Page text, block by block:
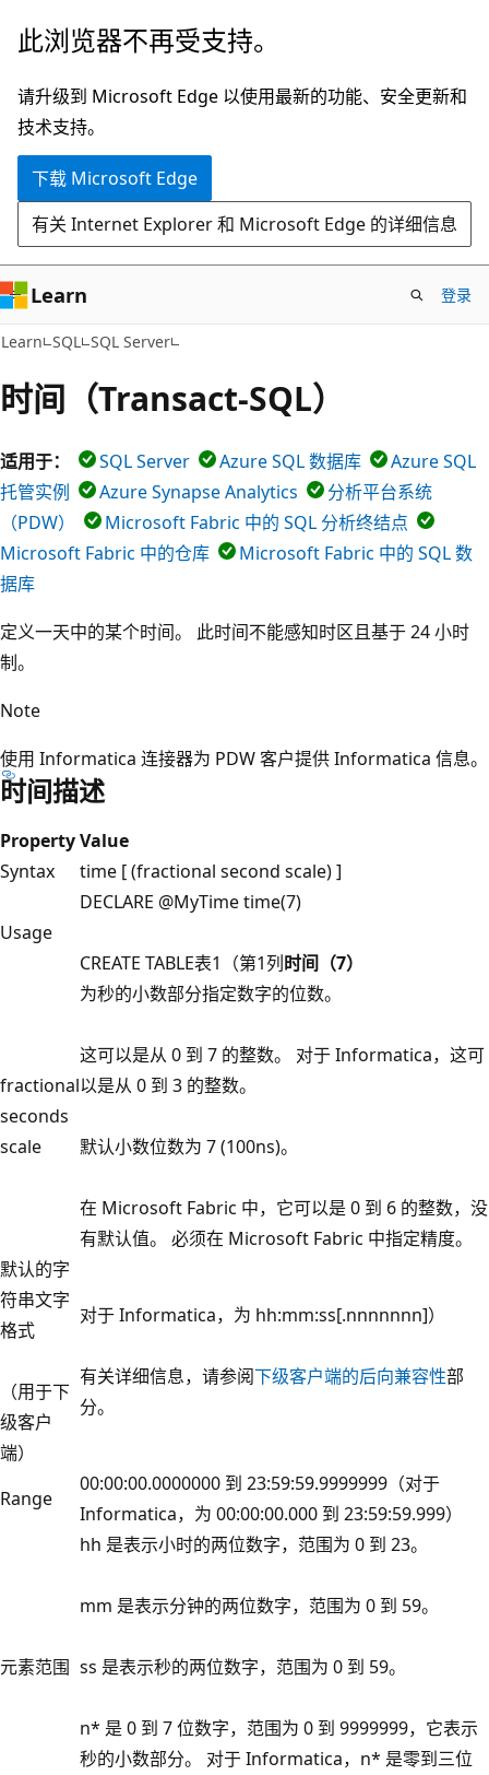
跳
主
要
内
此浏览器不再受支持。
请升级到 Microsoft Edge 以使用最新的功能、安全更新和
技术支持。
下载 Microsoft Edge
有关 Internet Explorer 和 Microsoft Edge 的详细信息
Learn 登录
Learn SQL SQL Server
时间（Transact-SQL）
适用于： SQL Server Azure SQL 数据库
Azure SQL
托管实例
Azure Synapse Analytics
分析平台系统
（PDW）
Microsoft Fabric 中的 SQL 分析终结点
Microsoft Fabric 中的仓库
Microsoft Fabric 中的 SQL 数
据库
定义一天中的某个时间。 此时间不能感知时区且基于 24 小时
制。
Note
使用 Informatica 连接器为 PDW 客户提供 Informatica 信息。
时间描述
PropertyValue
Syntax
time [ (fractional second scale) ]
Usage
DECLARE @MyTime time(7)
CREATE TABLE表1（第1列时间（7）
fractional
seconds
scale
为秒的小数部分指定数字的位数。
这可以是从 0 到 7 的整数。 对于 Informatica，这可
以是从 0 到 3 的整数。
默认小数位数为 7 (100ns)。
在 Microsoft Fabric 中，它可以是 0 到 6 的整数，没
有默认值。 必须在 Microsoft Fabric 中指定精度。
默认的字
符串文字
格式
（用于下
级客户
端）
对于 Informatica，为 hh:mm:ss[.nnnnnnn]）
有关详细信息，请参阅下级客户端的后向兼容性部
分。
Range
00:00:00.0000000 到 23:59:59.9999999（对于
Informatica，为 00:00:00.000 到 23:59:59.999）
元素范围
hh 是表示小时的两位数字，范围为 0 到 23。
mm 是表示分钟的两位数字，范围为 0 到 59。
ss 是表示秒的两位数字，范围为 0 到 59。
n* 是 0 到 7 位数字，范围为 0 到 9999999，它表示
秒的小数部分。 对于 Informatica，n* 是零到三位